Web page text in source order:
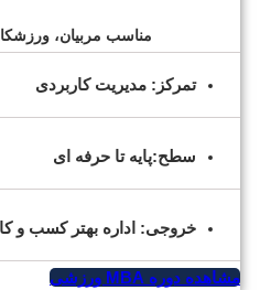
مناسب مربیان،
تمرکز: مدیریت کاربردی
سطح:پایه تا حرفه ای
خروجی: اداره بهتر کسب و
مشاهده دوره MBA ورزشی